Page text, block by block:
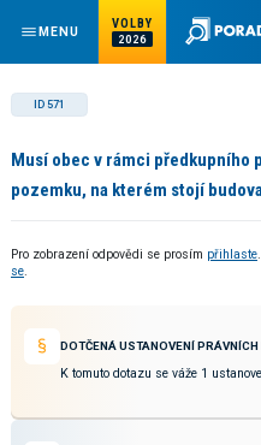
MENU
VOLBY
2026
ID 571
Musí obec v rámci předkupního
pozemku, na kterém stojí
Pro zobrazení odpovědi se prosím přihlaste
se.
DOTČENÁ USTANOVENÍ PRÁVNÍCH
K tomuto dotazu se váže 1